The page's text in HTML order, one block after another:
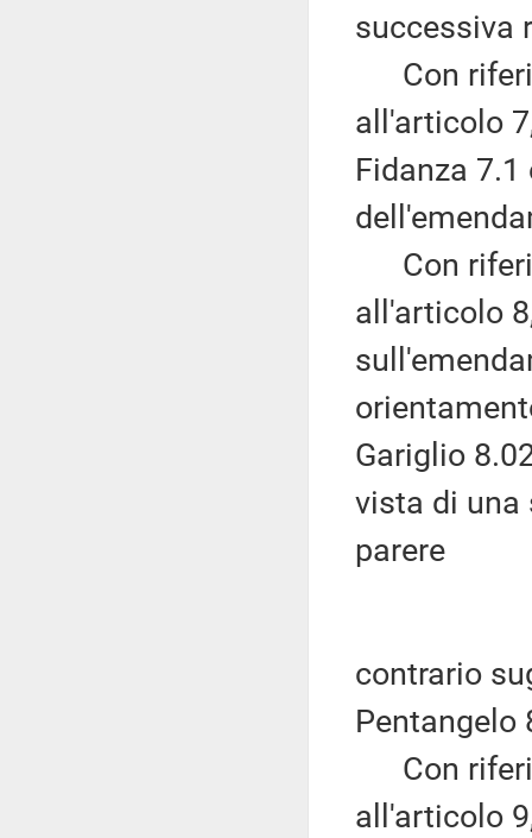
successiva
Con
all'articolo
Fidanza
Con
all'articolo
Gariglio
vista di una
parere
contrario
Pentangelo
Con
all'articolo